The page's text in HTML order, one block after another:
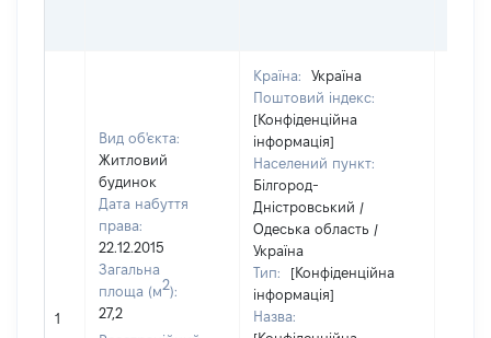
1
Вид об'єкта:
Житловий
будинок
Дата набуття
права:
22.12.2015
Загальна
площа (м2):
27,2
Країна:
Україна
Поштовий індекс:
[Конфіденційна
інформація]
Населений пункт:
Білгород-
Дністровський /
Одеська область /
Україна
Тип:
[Конфіденційна
інформація]
Назва: